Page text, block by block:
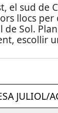
el sud de
llocs
de Sol.
escollir
JULIOL/